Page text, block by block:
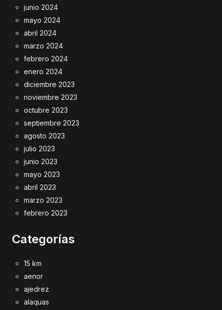
junio 2024
mayo 2024
abril 2024
marzo 2024
febrero 2024
enero 2024
diciembre 2023
noviembre 2023
octubre 2023
septiembre 2023
agosto 2023
julio 2023
junio 2023
mayo 2023
abril 2023
marzo 2023
febrero 2023
Categorías
15 km
aenor
ajedrez
alaquas